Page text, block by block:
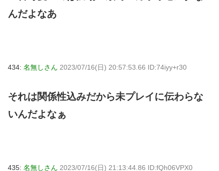
んだよなあ
434: 名無しさん 2023/07/16(日) 20:57:53.66 ID:74iyy+r30
それは関係性込みだから未プレイに伝わらな
いんだよなぁ
435: 名無しさん 2023/07/16(日) 21:13:44.86 ID:fQh06VPX0